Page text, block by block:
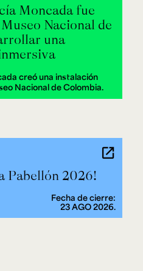
Moncada fue
Nacional de
una
creó una instalación
Nacional de Colombia.
Pabellón 2026!
Fecha de cierre:
23 AGO 2026.